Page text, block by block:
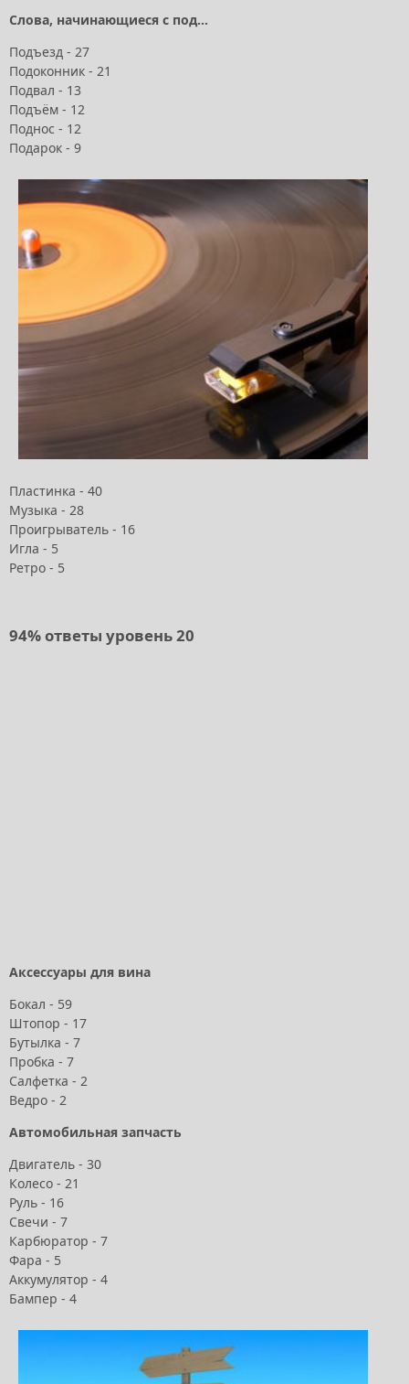
Слова, начинающиеся с под...
Подъезд - 27
Подоконник - 21
Подвал - 13
Подъём - 12
Поднос - 12
Подарок - 9
Пластинка - 40
Музыка - 28
Проигрыватель - 16
Игла - 5
Ретро - 5
94% ответы уровень 20
Аксессуары для вина
Бокал - 59
Штопор - 17
Бутылка - 7
Пробка - 7
Салфетка - 2
Ведро - 2
Автомобильная запчасть
Двигатель - 30
Колесо - 21
Руль - 16
Свечи - 7
Карбюратор - 7
Фара - 5
Аккумулятор - 4
Бампер - 4